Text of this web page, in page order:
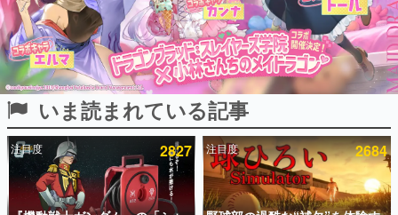
ピックアップ
電ファミのいま読まれている記事ランキング
アプリセール情報
いま読まれている記事
注目度 2827 注目度 2684